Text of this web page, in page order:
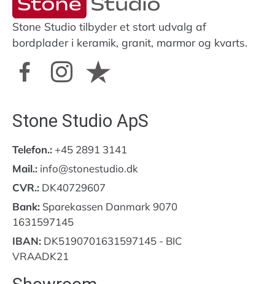
Stone Studio tilbyder et stort udvalg af
bordplader i keramik, granit, marmor og kvarts.
Stone Studio ApS
Telefon.: +45 2891 3141
Mail.: info@stonestudio.dk
CVR.: DK40729607
Bank: Sparekassen Danmark 9070
1631597145
IBAN: DK5190701631597145 - BIC
VRAADK21